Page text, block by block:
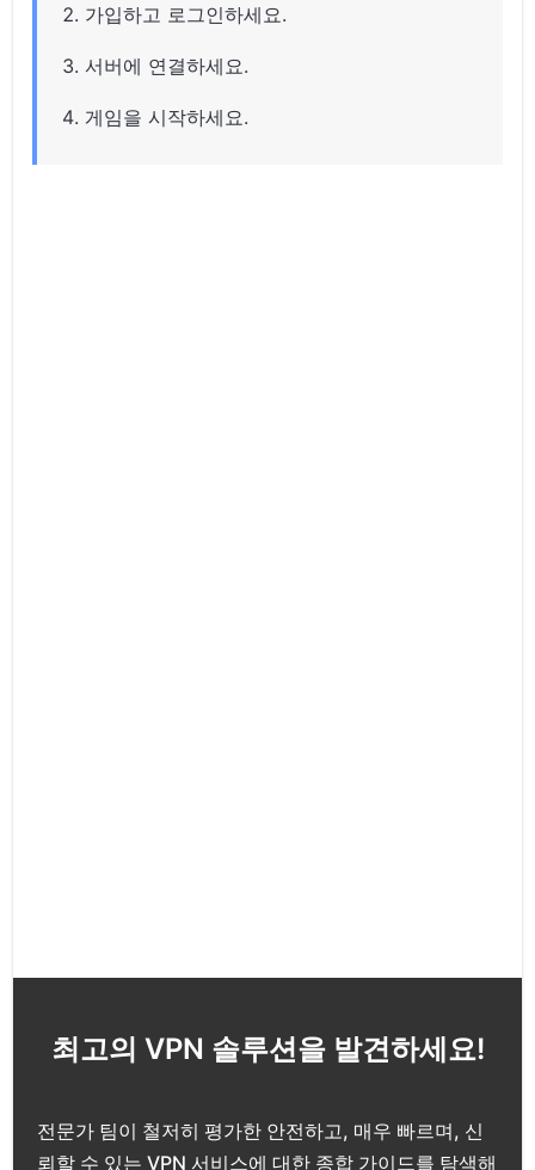
가입하고 로그인하세요.
서버에 연결하세요.
게임을 시작하세요.
최고의 VPN 솔루션을 발견하세요!
전문가 팀이 철저히 평가한 안전하고, 매우 빠르며, 신
뢰할 수 있는 VPN 서비스에 대한 종합 가이드를 탐색해